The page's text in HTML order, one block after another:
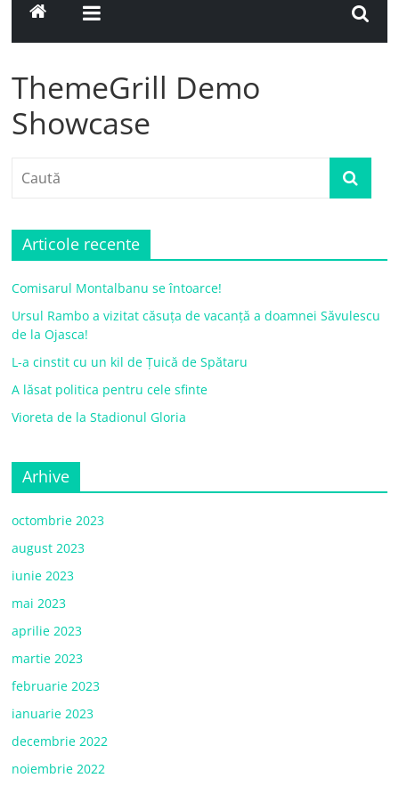
ThemeGrill Demo
Showcase
Articole recente
Comisarul Montalbanu se întoarce!
Ursul Rambo a vizitat căsuța de vacanță a doamnei Săvulescu
de la Ojasca!
L-a cinstit cu un kil de Țuică de Spătaru
A lăsat politica pentru cele sfinte
Vioreta de la Stadionul Gloria
Arhive
octombrie 2023
august 2023
iunie 2023
mai 2023
aprilie 2023
martie 2023
februarie 2023
ianuarie 2023
decembrie 2022
noiembrie 2022